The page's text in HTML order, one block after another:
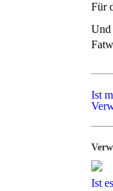
Für
Und
Ist
Ist